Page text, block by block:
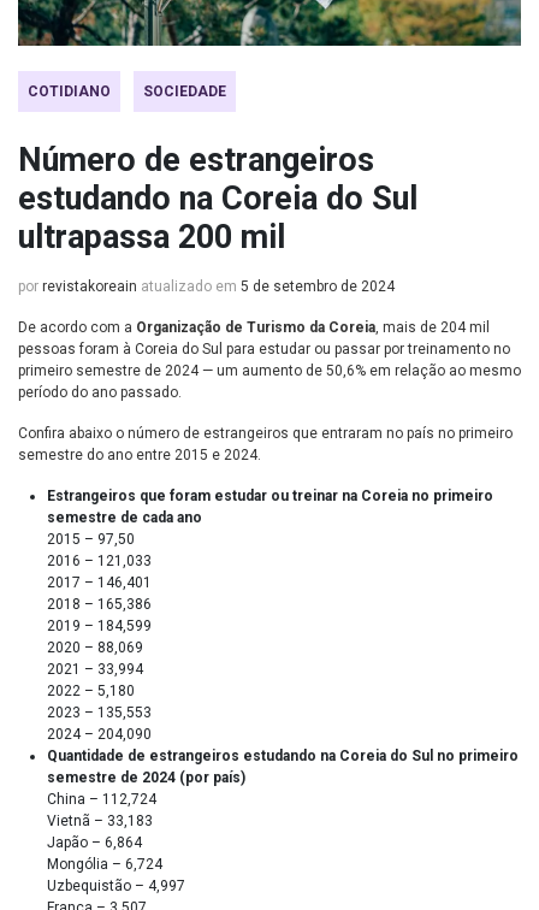
COTIDIANO SOCIEDADE
Número de estrangeiros
estudando na Coreia do Sul
ultrapassa 200 mil
por revistakoreain atualizado em 5 de setembro de 2024
De acordo com a Organização de Turismo da Coreia, mais de 204 mil
pessoas foram à Coreia do Sul para estudar ou passar por treinamento no
primeiro semestre de 2024 — um aumento de 50,6% em relação ao mesmo
período do ano passado.
Confira abaixo o número de estrangeiros que entraram no país no primeiro
semestre do ano entre 2015 e 2024.
Estrangeiros que foram estudar ou treinar na Coreia no primeiro
semestre de cada ano
2015 – 97,50
2016 – 121,033
2017 – 146,401
2018 – 165,386
2019 – 184,599
2020 – 88,069
2021 – 33,994
2022 – 5,180
2023 – 135,553
2024 – 204,090
Quantidade de estrangeiros estudando na Coreia do Sul no primeiro
semestre de 2024 (por país)
China – 112,724
Vietnã – 33,183
Japão – 6,864
Mongólia – 6,724
Uzbequistão – 4,997